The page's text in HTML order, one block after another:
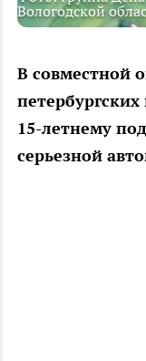
Вологодской
В совместной
15-летнему
серьезной